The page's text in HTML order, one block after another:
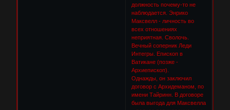
должность почему-то не
наблюдается. Энрико
Максвелл - личность во
всех отношениях
неприятная. Сволочь.
Вечный соперник Леди
Интегры. Епископ в
Ватикане (позже -
Архиепископ).
Однажды, он заключил
договор с Архидеманом, по
имени Тайринн. В договоре
была выгода для Максвелла